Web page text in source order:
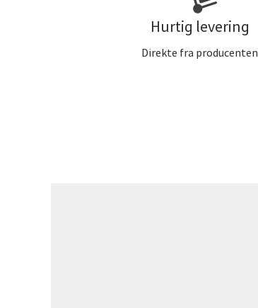
Hurtig levering
Direkte fra producenten